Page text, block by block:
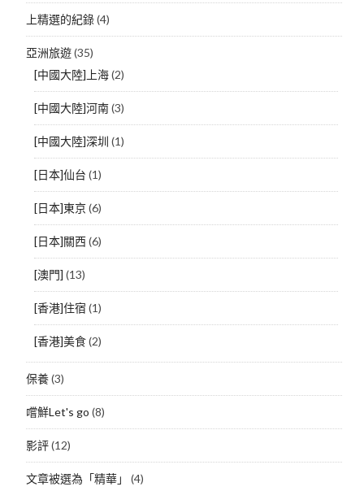
上精選的紀錄(4)
亞洲旅遊(35)
[中國大陸]上海(2)
[中國大陸]河南(3)
[中國大陸]深圳 (1)
[日本]仙台 (1)
[日本]東京(6)
[日本]關西(6)
[澳門] (13)
[香港]住宿 (1)
[香港]美食(2)
保養(3)
嚐鮮Let's go (8)
影評(12)
文章被選為「精華」 (4)